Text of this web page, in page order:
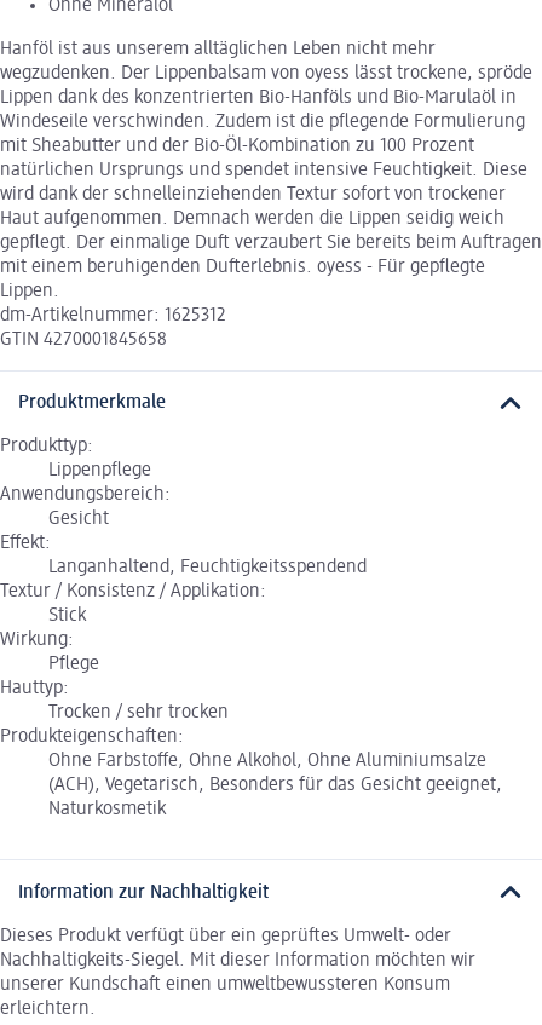
Ohne Mineralöl
Hanföl ist aus unserem alltäglichen Leben nicht mehr
wegzudenken. Der Lippenbalsam von oyess lässt trockene, spröde
Lippen dank des konzentrierten Bio-Hanföls und Bio-Marulaöl in
Windeseile verschwinden. Zudem ist die pflegende Formulierung
mit Sheabutter und der Bio-Öl-Kombination zu 100 Prozent
natürlichen Ursprungs und spendet intensive Feuchtigkeit. Diese
wird dank der schnelleinziehenden Textur sofort von trockener
Haut aufgenommen. Demnach werden die Lippen seidig weich
gepflegt. Der einmalige Duft verzaubert Sie bereits beim Auftragen
mit einem beruhigenden Dufterlebnis. oyess - Für gepflegte
Lippen.
dm-Artikelnummer: 1625312
GTIN 4270001845658
Produktmerkmale
Produkttyp:
Lippenpflege
Anwendungsbereich:
Gesicht
Effekt:
Langanhaltend, Feuchtigkeitsspendend
Textur / Konsistenz / Applikation:
Stick
Wirkung:
Pflege
Hauttyp:
Trocken / sehr trocken
Produkteigenschaften:
Ohne Farbstoffe, Ohne Alkohol, Ohne Aluminiumsalze
(ACH), Vegetarisch, Besonders für das Gesicht geeignet,
Naturkosmetik
Information zur Nachhaltigkeit
Dieses Produkt verfügt über ein geprüftes Umwelt- oder
Nachhaltigkeits-Siegel. Mit dieser Information möchten wir
unserer Kundschaft einen umweltbewussteren Konsum
erleichtern.